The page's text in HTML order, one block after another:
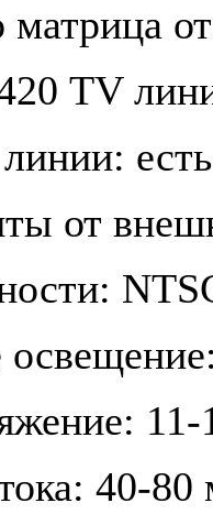
TV
есть
от
40-